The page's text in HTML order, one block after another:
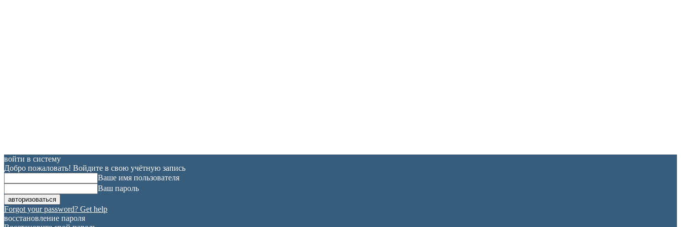
войти в систему
Добро пожаловать! Войдите в свою учётную запись
Ваше имя пользователя
Ваш пароль
Forgot your password? Get help
восстановление пароля